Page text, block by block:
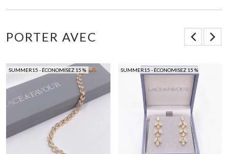
PORTER AVEC
SUMMER15 - ÉCONOMISEZ 15 % SUMMER15 - ÉCONOMISEZ 15 %